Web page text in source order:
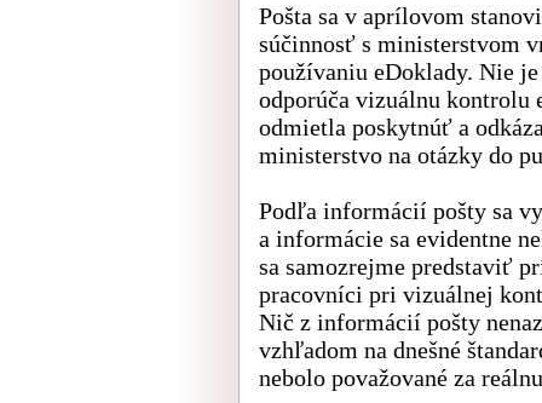
Pošta sa v aprílovom
súčinnosť s ministerstvom
používaniu eDoklady. Nie
odporúča vizuálnu kontrolu
odmietla poskytnúť a
ministerstvo na otázky do
Podľa informácií pošty sa
a informácie sa evidentne
sa samozrejme predstaviť
pracovníci pri vizuálnej
Nič z informácií pošty
vzhľadom na dnešné
nebolo považované za